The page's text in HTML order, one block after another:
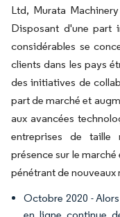
Ltd, Murata
Disposant d'une part
considérables se
clients dans les pays
des initiatives de
part de marché et
aux avancées
entreprises de taille
présence sur le
pénétrant de nouveaux
Octobre 2020 -